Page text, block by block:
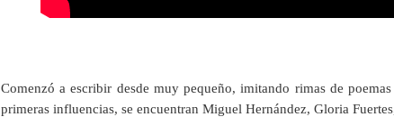
Comenzó a escribir desde muy pequeño,imitando rimas de
primeras influencias, se encuentran Miguel Hernández, Gloria